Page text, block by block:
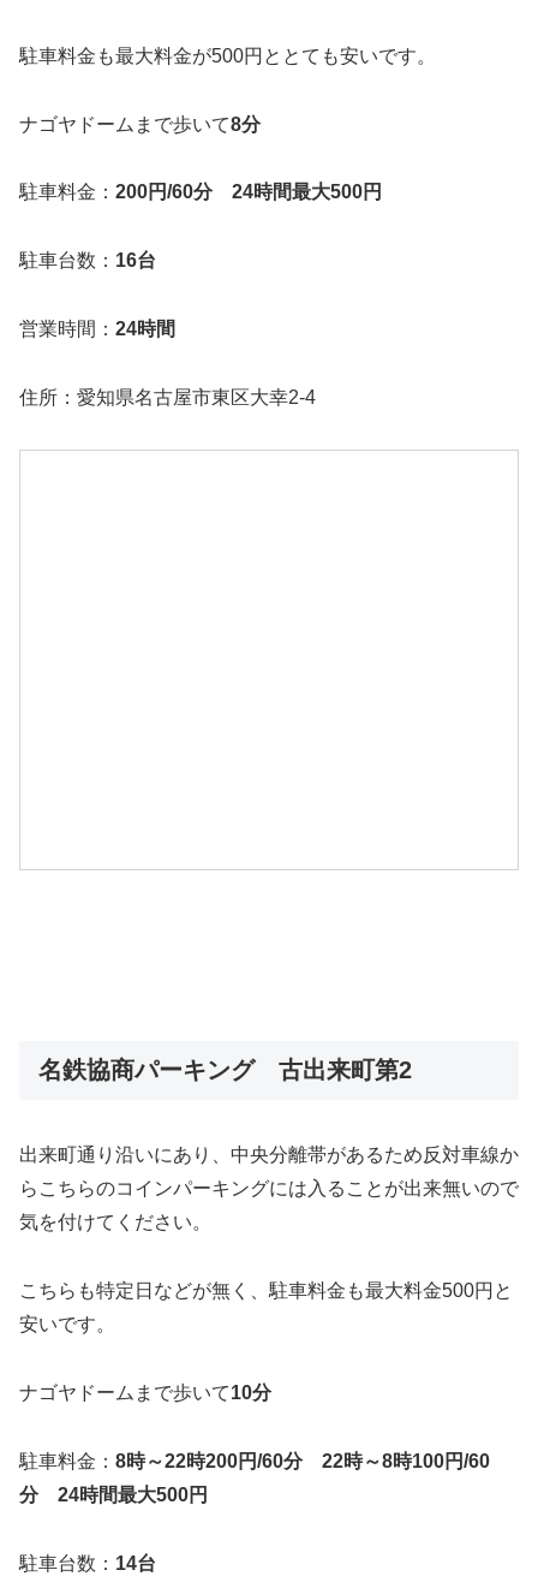
駐車料金も最大料金が500円ととても安いです。
ナゴヤドームまで歩いて8分
駐車料金： 200円/60分 24時間最大500円
駐車台数： 16台
営業時間： 24時間
住所：愛知県名古屋市東区大幸2-4
名鉄協商パーキング 古出来町第2
出来町通り沿いにあり、中央分離帯があるため反対車線か
らこちらのコインパーキングには入ることが出来無いので
気を付けてください。
こちらも特定日などが無く、駐車料金も最大料金500円と
安いです。
ナゴヤドームまで歩いて10分
駐車料金： 8時～22時200円/60分 22時～8時100円/60
分 24時間最大500円
駐車台数： 14台